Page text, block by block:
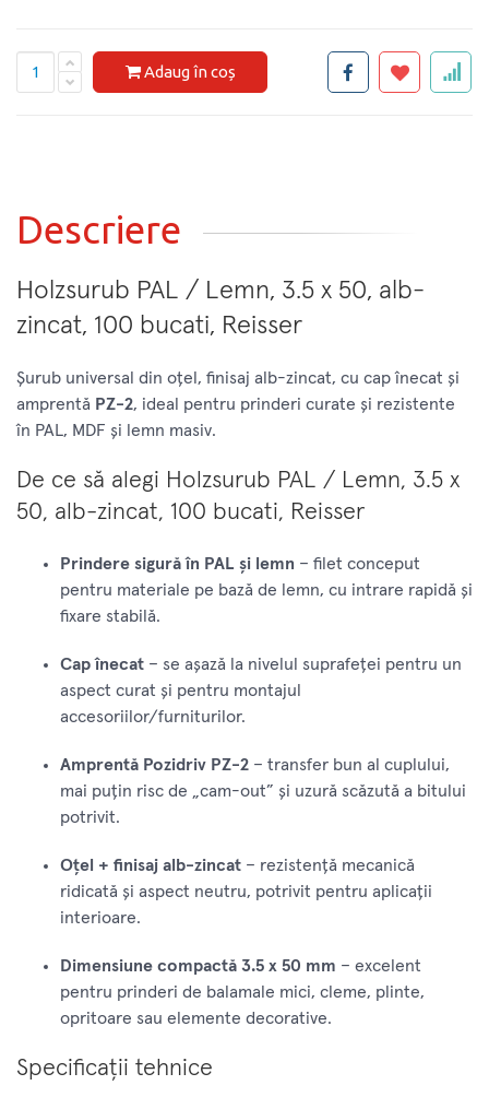
Adaug în coș
Descriere
Holzsurub PAL / Lemn, 3.5 x 50, alb-
zincat, 100 bucati, Reisser
Șurub universal din oțel, finisaj alb-zincat, cu cap înecat și
amprentă PZ-2, ideal pentru prinderi curate și rezistente
în PAL, MDF și lemn masiv.
De ce să alegi Holzsurub PAL / Lemn, 3.5 x
50, alb-zincat, 100 bucati, Reisser
Prindere sigură în PAL și lemn – filet conceput
pentru materiale pe bază de lemn, cu intrare rapidă și
fixare stabilă.
Cap înecat – se așază la nivelul suprafeței pentru un
aspect curat și pentru montajul
accesoriilor/furniturilor.
Amprentă Pozidriv PZ-2 – transfer bun al cuplului,
mai puțin risc de „cam-out” și uzură scăzută a bitului
potrivit.
Oțel + finisaj alb-zincat – rezistență mecanică
ridicată și aspect neutru, potrivit pentru aplicații
interioare.
Dimensiune compactă 3.5 x 50 mm – excelent
pentru prinderi de balamale mici, cleme, plinte,
opritoare sau elemente decorative.
Specificații tehnice